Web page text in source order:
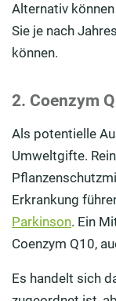
Alternativ
Sie je nach
können.
2. Coenzym
Als potentielle
Umweltgifte.
Erkrankung
Parkinson. Ein
Coenzym Q10,
Es handelt sich